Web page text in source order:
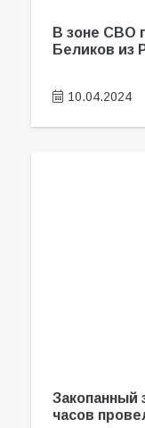
В зоне СВО
Беликов из
10.04.2024
часов